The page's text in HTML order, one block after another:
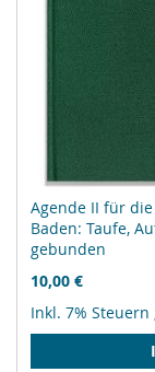
Agende II für
Baden: Taufe,
gebunden
10,00 €
Inkl. 7% Steuern